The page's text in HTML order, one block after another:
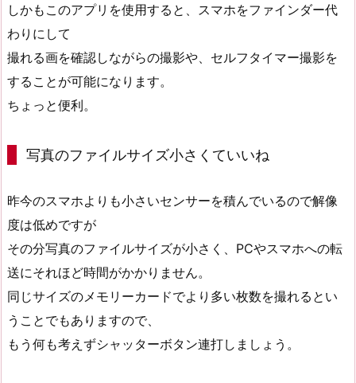
しかもこのアプリを使用すると、スマホをファインダー代
わりにして
撮れる画を確認しながらの撮影や、セルフタイマー撮影を
することが可能になります。
ちょっと便利。
写真のファイルサイズ小さくていいね
昨今のスマホよりも小さいセンサーを積んでいるので解像
度は低めですが
その分写真のファイルサイズが小さく、PCやスマホへの転
送にそれほど時間がかかりません。
同じサイズのメモリーカードでより多い枚数を撮れるとい
うことでもありますので、
もう何も考えずシャッターボタン連打しましょう。